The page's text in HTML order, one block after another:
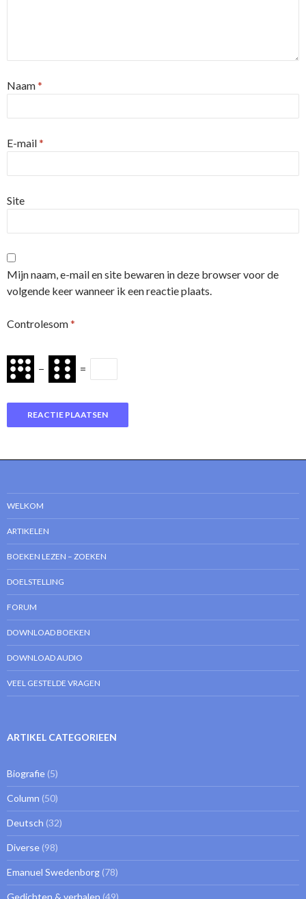
Naam*
E-mail*
Site
Mijn naam, e-mail en site bewaren in deze browser voor de
volgende keer wanneer ik een reactie plaats.
Controlesom*
− =
WELKOM
ARTIKELEN
BOEKEN LEZEN – ZOEKEN
DOELSTELLING
FORUM
DOWNLOAD BOEKEN
DOWNLOAD AUDIO
VEEL GESTELDE VRAGEN
ARTIKEL CATEGORIEEN
Biografie (5)
Column (50)
Deutsch (32)
Diverse (98)
Emanuel Swedenborg (78)